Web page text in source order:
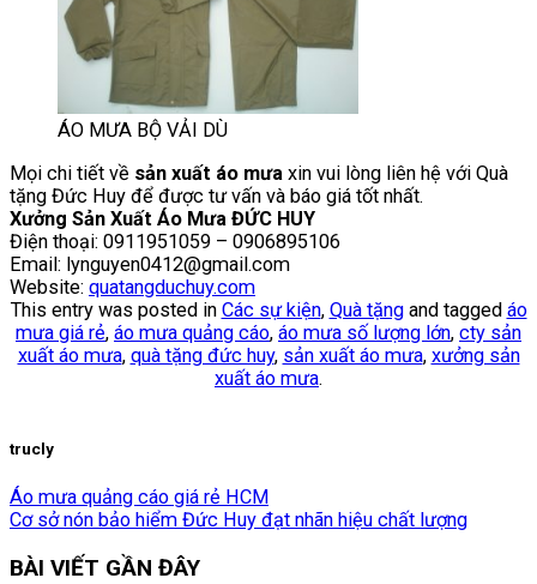
ÁO MƯA BỘ VẢI DÙ
Mọi chi tiết về sản xuất áo mưa xin vui lòng liên hệ với Quà
tặng Đức Huy để được tư vấn và báo giá tốt nhất.
Xưởng Sản Xuất Áo Mưa ĐỨC HUY
Điện thoại: 0911951059 – 0906895106
Email: lynguyen0412@gmail.com
Website: quatangduchuy.com
This entry was posted in Các sự kiện, Quà tặngand tagged áo
mưa giá rẻ, áo mưa quảng cáo, áo mưa số lượng lớn, cty sản
xuất áo mưa, quà tặng đức huy, sản xuất áo mưa, xưởng sản
xuất áo mưa.
trucly
Áo mưa quảng cáo giá rẻ HCM
Cơ sở nón bảo hiểm Đức Huy đạt nhãn hiệu chất lượng
BÀI VIẾT GẦN ĐÂY